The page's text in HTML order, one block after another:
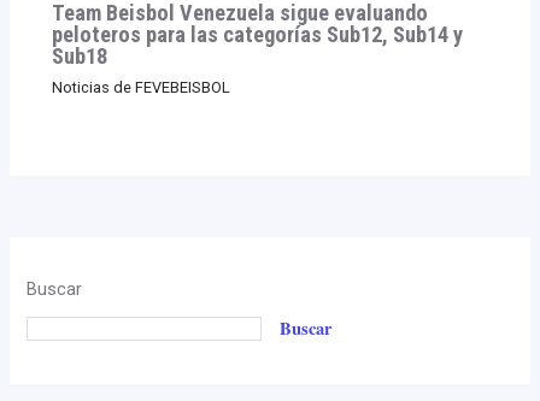
Team Beisbol Venezuela sigue evaluando
peloteros para las categorías Sub12, Sub14 y
Sub18
Noticias de FEVEBEISBOL
Buscar
Buscar